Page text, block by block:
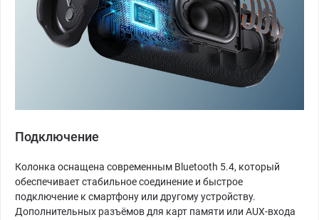
Подключение
Колонка оснащена современным Bluetooth 5.4, который
обеспечивает стабильное соединение и быстрое
подключение к смартфону или другому устройству.
Дополнительных разъёмов для карт памяти или AUX-входа